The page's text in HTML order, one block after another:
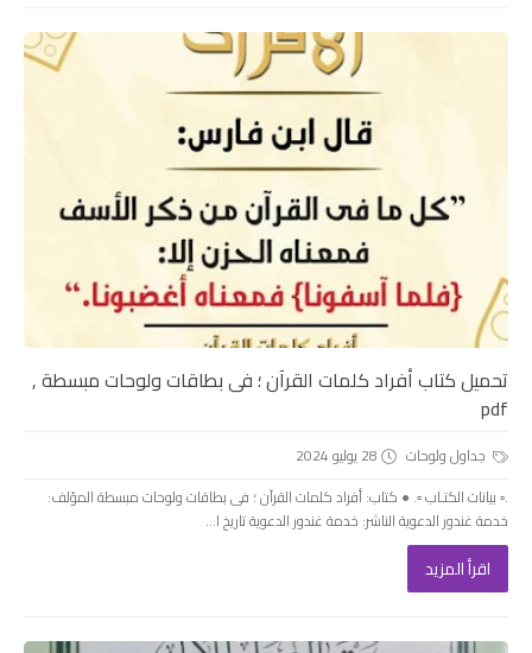
تحميل كتاب أفراد كلمات القرآن ؛ فى بطاقات ولوحات مبسطة ,
pdf
جداول ولوحات
28 يوليو 2024
.▫️ بيانات الكتـاب ▫️. ● كتاب: أفراد كلمات القرآن ؛ فى بطاقات ولوحات مبسطة المؤلف:
خدمة غندور الدعوية الناشر: خدمة غندور الدعوية تاريخ ا...
اقرأ المزيد